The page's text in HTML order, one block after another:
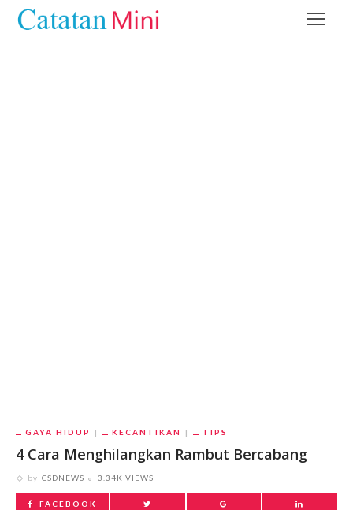
GAYA HIDUP KECANTIKAN TIPS
4 Cara Menghilangkan Rambut Bercabang
by CSDNEWS 3.34K VIEWS
FACEBOOK